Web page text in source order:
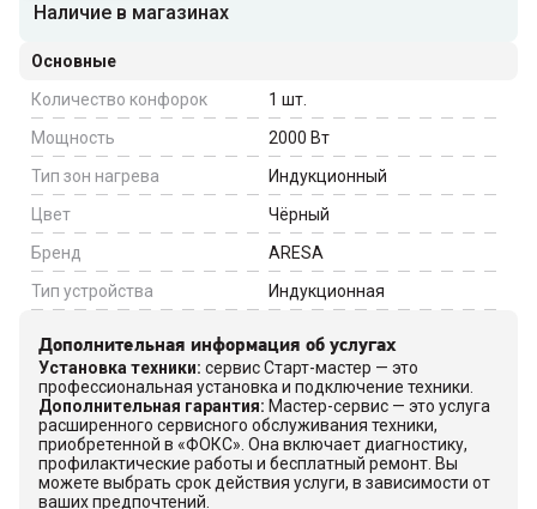
Наличие в магазинах
Основные
Количество конфорок
1 шт.
Мощность
2000 Вт
Тип зон нагрева
Индукционный
Цвет
Чёрный
Бренд
ARESA
Тип устройства
Индукционная
Дополнительная информация об услугах
Установка техники: сервис Старт-мастер — это
профессиональная установка и подключение техники.
Дополнительная гарантия: Мастер-сервис — это услуга
расширенного сервисного обслуживания техники,
приобретенной в «ФОКС». Она включает диагностику,
профилактические работы и бесплатный ремонт. Вы
можете выбрать срок действия услуги, в зависимости от
ваших предпочтений.